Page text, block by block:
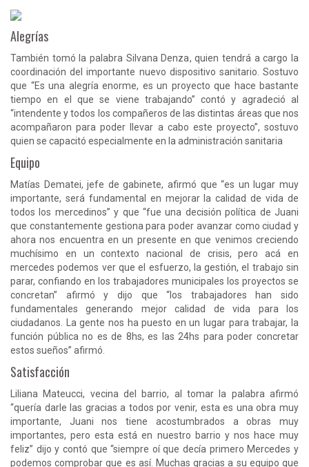
Alegrías
También tomó la palabra Silvana Denza, quien tendrá a cargo la
coordinación del importante nuevo dispositivo sanitario. Sostuvo
que “Es una alegría enorme, es un proyecto que hace bastante
tiempo en el que se viene trabajando” contó y agradeció al
“intendente y todos los compañeros de las distintas áreas que nos
acompañaron para poder llevar a cabo este proyecto”, sostuvo
quien se capacitó especialmente en la administración sanitaria
Equipo
Matías Dematei, jefe de gabinete, afirmó que “es un lugar muy
importante, será fundamental en mejorar la calidad de vida de
todos los mercedinos” y que “fue una decisión política de Juani
que constantemente gestiona para poder avanzar como ciudad y
ahora nos encuentra en un presente en que venimos creciendo
muchísimo en un contexto nacional de crisis, pero acá en
mercedes podemos ver que el esfuerzo, la gestión, el trabajo sin
parar, confiando en los trabajadores municipales los proyectos se
concretan” afirmó y dijo que “los trabajadores han sido
fundamentales generando mejor calidad de vida para los
ciudadanos. La gente nos ha puesto en un lugar para trabajar, la
función pública no es de 8hs, es las 24hs para poder concretar
estos sueños” afirmó.
Satisfacción
Liliana Mateucci, vecina del barrio, al tomar la palabra afirmó
“quería darle las gracias a todos por venir, esta es una obra muy
importante, Juani nos tiene acostumbrados a obras muy
importantes, pero esta está en nuestro barrio y nos hace muy
feliz” dijo y contó que “siempre oí que decía primero Mercedes y
podemos comprobar que es así. Muchas gracias a su equipo que